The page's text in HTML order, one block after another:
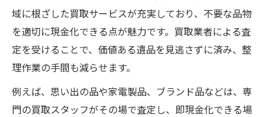
域に根ざした買取サービスが充実しており、不要な品物
を適切に現金化できる点が魅力です。買取業者による査
定を受けることで、価値ある遺品を見逃さずに済み、整
理作業の手間も減らせます。
例えば、思い出の品や家電製品、ブランド品などは、専
門の買取スタッフがその場で査定し、即現金化できる場